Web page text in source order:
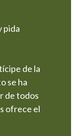
pida
de la
se ha
de todos
ofrece el